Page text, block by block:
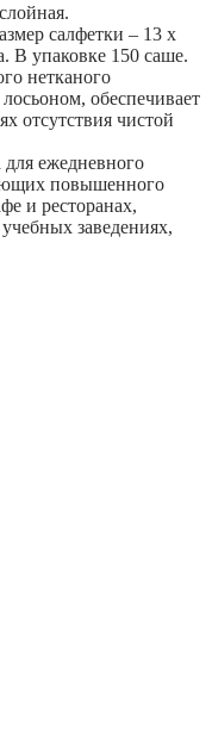
салфетки – 13 х
В упаковке 150 саше.
нетканого
обеспечивает
отсутствия чистой
для ежедневного
повышенного
и ресторанах,
заведениях,